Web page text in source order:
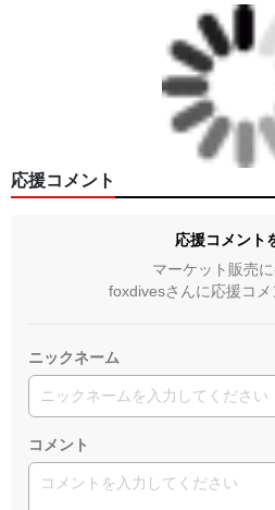
応援コメント
応援コメント
マーケット販売
foxdivesさんに応援コメ
ニックネーム
コメント